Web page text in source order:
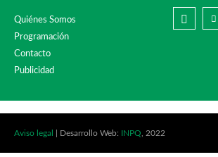
Quiénes Somos
Programación
Contacto
Publicidad
Aviso legal | Desarrollo Web: INPQ , 2022